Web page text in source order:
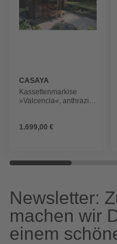
CASAYA
Kassettenmarkise
»Valcencia«, anthrazit,
1.699,00 €
Newsletter:
machen wir
einem